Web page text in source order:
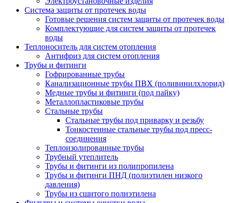
Система защиты от протечек воды
Готовые решения систем защиты от протечек воды
Комплектующие для систем защиты от протечек
воды
Теплоноситель для систем отопления
Антифриз для систем отопления
Трубы и фитинги
Гофрированные трубы
Канализационные трубы ПВХ (поливинилхлорид)
Медные трубы и фитинги (под пайку)
Металлопластиковые трубы
Стальные трубы
Стальные трубы под приварку и резьбу
Тонкостенные стальные трубы под пресс-
соединения
Теплоизолированные трубы
Трубный утеплитель
Трубы и фитинги из полипропилена
Трубы и фитинги ПНД (полиэтилен низкого
давления)
Трубы из сшитого полиэтилена